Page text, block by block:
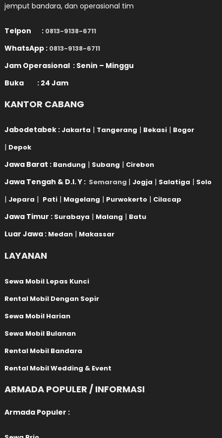
jemput bandara, dan operasional tim
Telpon : 0813-9138-6711
WhatsApp : 0813-9138-6711
Jam Operasional : Senin – Minggu
Buka : 24 Jam
KANTOR CABANG
Jabodetabek : Jakarta | Tangerang | Bekasi | Bogor
| Depok
Jawa Barat : Bandung | Subang | Cirebon
Jawa Tengah & D.I. Y : Semarang | Jogja | Salatiga | Solo
| Jepara | Pati | Magelang | Purwokerto | Cilacap
Jawa Timur : Surabaya | Malang | Batu
Luar Jawa : Medan | Makassar
LAYANAN
Sewa Mobil Lepas Kunci
Rental Mobil Dengan Sopir
Sewa Mobil Harian
Sewa Mobil Bulanan
Rental Mobil Bandara
Rental Mobil Wedding & Event
ARMADA POPULER / INFORMASI
Armada Populer :